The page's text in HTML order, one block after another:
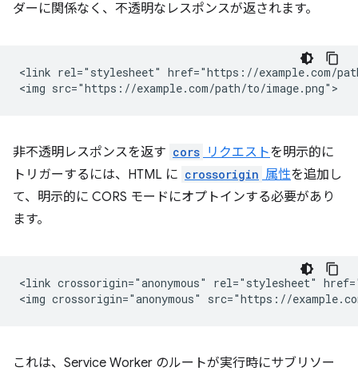
ダーに関係なく、不透明なレスポンスが返されます。
<link rel="stylesheet" href="https://example.com/
非不透明レスポンスを返す cors リクエストを明示的に
トリガーするには、HTML に crossorigin 属性を追加し
て、明示的に CORS モードにオプトインする必要があり
ます。
<link crossorigin="anonymous" rel="stylesheet"
これは、Service Worker のルートが実行時にサブリソー